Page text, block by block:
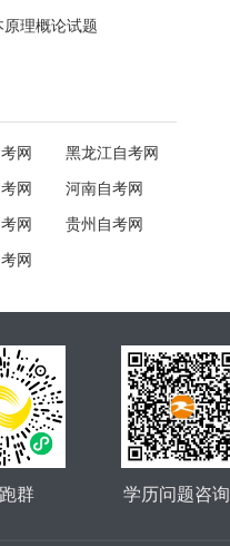
原理概论试题
网 黑龙江自考网
网 河南自考网
网 贵州自考网
网
学历问题咨询
群